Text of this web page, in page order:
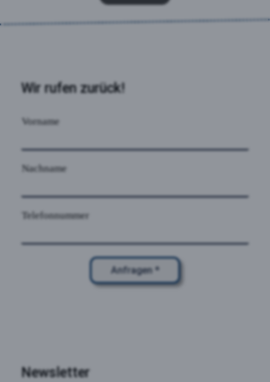
Wir rufen zurück!
Vorname
Nachname
Telefonnummer
Anfragen *
Newsletter